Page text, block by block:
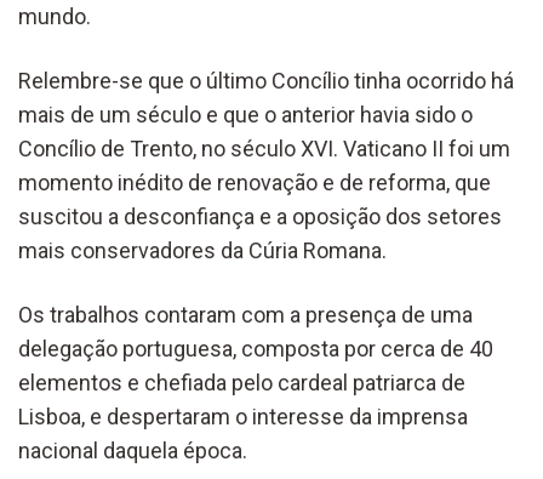
mundo.
Relembre-se que o último Concílio tinha ocorrido há
mais de um século e que o anterior havia sido o
Concílio de Trento, no século XVI. Vaticano II foi um
momento inédito de renovação e de reforma, que
suscitou a desconfiança e a oposição dos setores
mais conservadores da Cúria Romana.
Os trabalhos contaram com a presença de uma
delegação portuguesa, composta por cerca de 40
elementos e chefiada pelo cardeal patriarca de
Lisboa, e despertaram o interesse da imprensa
nacional daquela época.